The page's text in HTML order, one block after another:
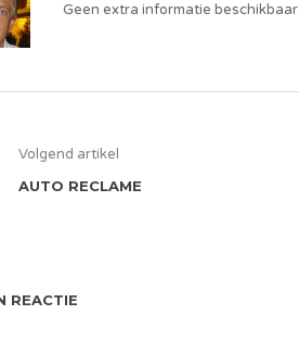
Geen extra informatie beschikbaar
Volgend artikel
AUTO RECLAME
REACTIE